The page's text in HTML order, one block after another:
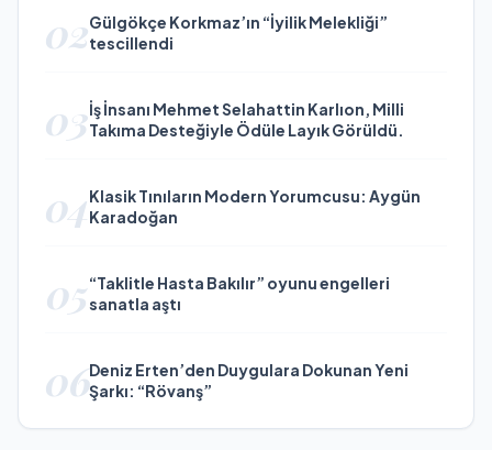
02Gülgökçe Korkmaz’ın “İyilik Melekliği”
tescillendi
03İş İnsanı Mehmet Selahattin Karlıon, Milli
Takıma Desteğiyle Ödüle Layık Görüldü.
04Klasik Tınıların Modern Yorumcusu: Aygün
Karadoğan
05“Taklitle Hasta Bakılır” oyunu engelleri
sanatla aştı
06Deniz Erten’den Duygulara Dokunan Yeni
Şarkı: “Rövanş”